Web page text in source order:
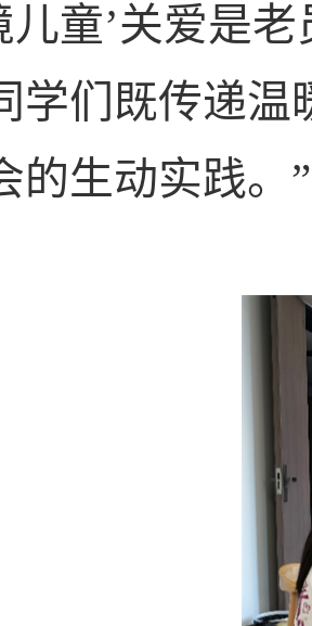
儿童’关爱是
学们既传递温
的生动实践。